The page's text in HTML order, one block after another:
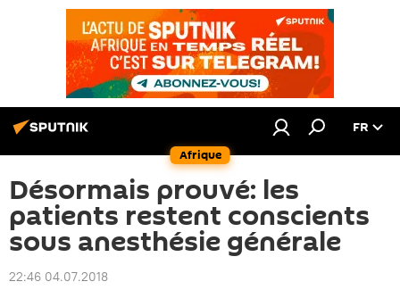
Afrique
FR
Désormais prouvé: les
patients restent conscients
sous anesthésie générale
22:46 04.07.2018